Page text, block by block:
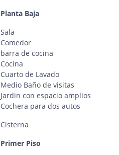
Planta Baja
Sala
Comedor
barra de cocina
Cocina
Cuarto de Lavado
Medio Baño de visitas
Jardin con espacio amplios
Cochera para dos autos
Cisterna
Primer Piso